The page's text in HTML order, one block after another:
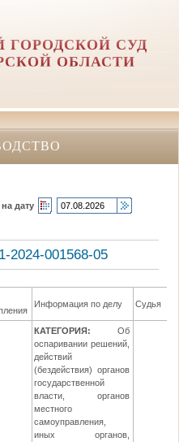
ГОРОДСКОЙ СУД
ОБЛАСТИ
дату
2024-001568-05
Информация по делу Судья
КАТЕГОРИЯ:
Об
оспаривании решений,
действий
(бездействия) органов
государственной
власти, органов
местного
самоуправления,
иных органов,